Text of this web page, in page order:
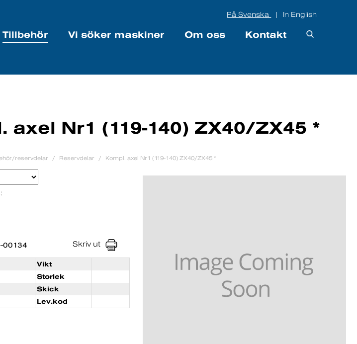
På Svenska In English
Tillbehör Vi söker maskiner Om oss Kontakt
axel Nr1 (119-140) ZX40/ZX45 *
reservdelar Reservdelar Kompl. axel Nr1 (119-140) ZX40/ZX45 *
00134 Skriv ut
Vikt
Storlek
Skick
Lev.kod